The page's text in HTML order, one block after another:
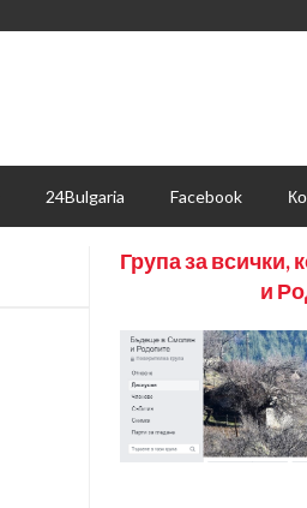
24Bulgaria Facebook
Група за всички,
и